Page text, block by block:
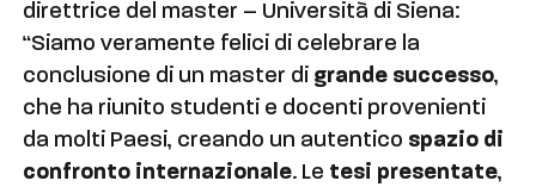
direttrice del master – Università di Siena:
“Siamo veramente felici di celebrare la
conclusione di un master di grande successo,
che ha riunito studenti e docenti provenienti
da molti Paesi, creando un autentico spazio di
confronto internazionale. Le tesi presentate,